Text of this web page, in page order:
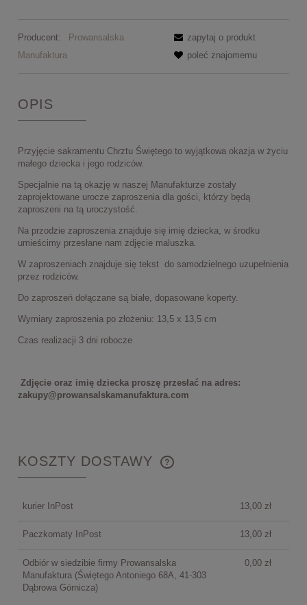
Producent:
Prowansalska
Manufaktura
zapytaj o produkt
poleć znajomemu
OPIS
Przyjęcie sakramentu Chrztu Świętego to wyjątkowa okazja w życiu
małego dziecka i jego rodziców.
Specjalnie na tą okazję w naszej Manufakturze zostały
zaprojektowane urocze zaproszenia dla gości, którzy będą
zaproszeni na tą uroczystość.
Na przodzie zaproszenia znajduje się imię dziecka, w środku
umieścimy przesłane nam zdjęcie maluszka.
W zaproszeniach znajduje się tekst do samodzielnego uzupełnienia
przez rodziców.
Do zaproszeń dołączane są białe, dopasowane koperty.
Wymiary zaproszenia po złożeniu: 13,5 x 13,5 cm
Czas realizacji 3 dni robocze
Zdjęcie oraz imię dziecka proszę przesłać na adres:
zakupy@prowansalskamanufaktura.com
KOSZTY DOSTAWY
CENA NIE ZAWIERA EWENTUALNYCH KOSZTÓW
kurier InPost 13,00 zł
Paczkomaty InPost 13,00 zł
Odbiór w siedzibie firmy Prowansalska
Manufaktura (Świętego Antoniego 68A, 41-303
Dąbrowa Górnicza)
0,00 zł